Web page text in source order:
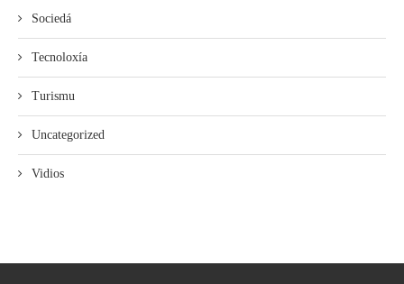
Sociedá
Tecnoloxía
Turismu
Uncategorized
Vidios